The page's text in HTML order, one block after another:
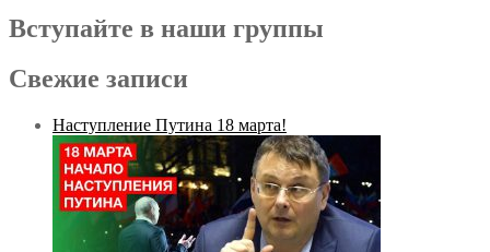
Вступайте в наши группы
Свежие записи
Наступление Путина 18 марта!